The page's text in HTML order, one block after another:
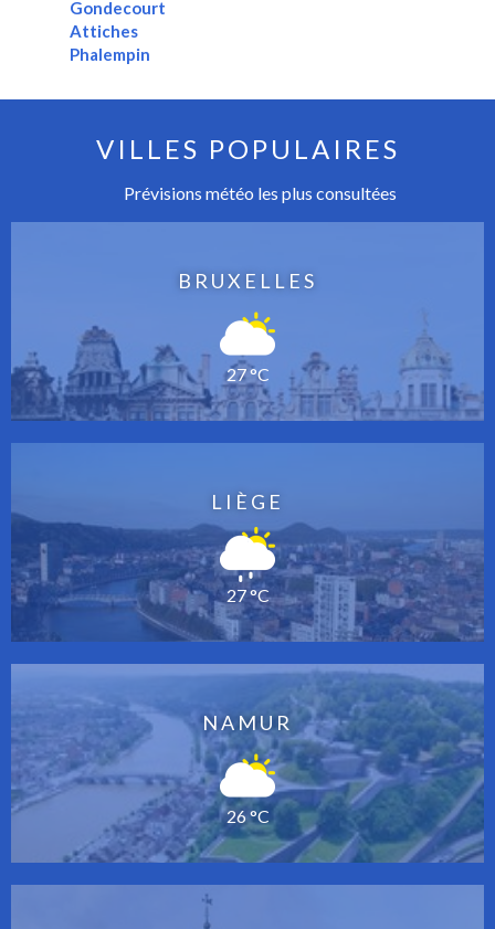
Gondecourt
Attiches
Phalempin
VILLES POPULAIRES
Prévisions météo les plus consultées
BRUXELLES
27 °C
LIÈGE
27 °C
NAMUR
26 °C